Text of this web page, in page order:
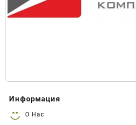
Информация
О Нас